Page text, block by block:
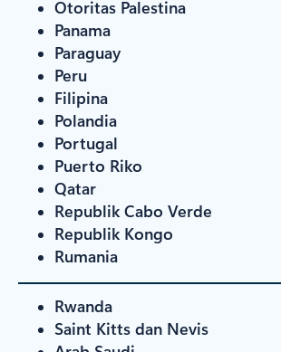
Otoritas Palestina
Panama
Paraguay
Peru
Filipina
Polandia
Portugal
Puerto Riko
Qatar
Republik Cabo Verde
Republik Kongo
Rumania
Rwanda
Saint Kitts dan Nevis